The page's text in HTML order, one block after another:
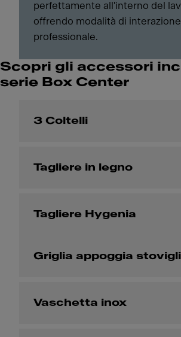
perfettamente all'interno del
offrendo modalità di
professionale.
Scopri gli accessori
serie Box Center
3 Coltelli
Tagliere in legno
Tagliere Hygenia
Griglia appoggia
Vaschetta inox